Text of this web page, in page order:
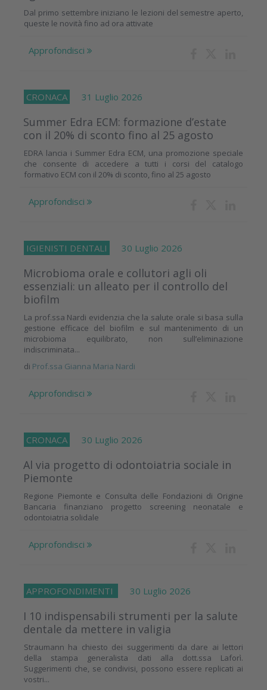
Dal primo settembre iniziano le lezioni del semestre aperto,
queste le novità fino ad ora attivate
Approfondisci
CRONACA 31 Luglio 2026
Summer Edra ECM: formazione d’estate
con il 20% di sconto fino al 25 agosto
EDRA lancia i Summer Edra ECM, una promozione speciale
che consente di accedere a tutti i corsi del catalogo
formativo ECM con il 20% di sconto, fino al 25 agosto
Approfondisci
IGIENISTI DENTALI 30 Luglio 2026
Microbioma orale e collutori agli oli
essenziali: un alleato per il controllo del
biofilm
La prof.ssa Nardi evidenzia che la salute orale si basa sulla
gestione efficace del biofilm e sul mantenimento di un
microbioma equilibrato, non sull’eliminazione
indiscriminata...
di Prof.ssa Gianna Maria Nardi
Approfondisci
CRONACA 30 Luglio 2026
Al via progetto di odontoiatria sociale in
Piemonte
Regione Piemonte e Consulta delle Fondazioni di Origine
Bancaria finanziano progetto screening neonatale e
odontoiatria solidale
Approfondisci
APPROFONDIMENTI 30 Luglio 2026
I 10 indispensabili strumenti per la salute
dentale da mettere in valigia
Straumann ha chiesto dei suggerimenti da dare ai lettori
della stampa generalista dati alla dott.ssa Laforì.
Suggerimenti che, se condivisi, possono essere replicati ai
vostri...